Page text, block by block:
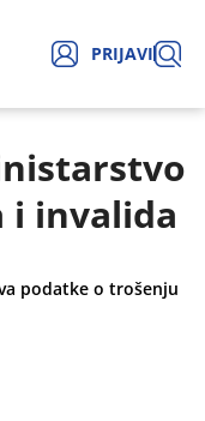
PRIJAVI
i invalida
podatke o trošenju